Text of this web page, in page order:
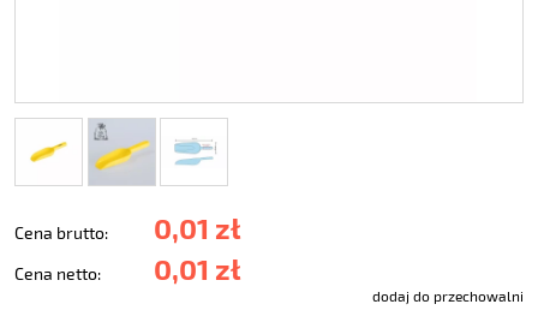
Cena brutto: 0,01 zł
Cena netto: 0,01 zł
dodaj do przechowalni